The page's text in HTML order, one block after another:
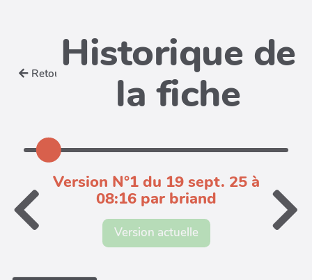
Retour Historique de
la fiche
Version N°1 du 19 sept. 25 à
08:16 par briand
Version actuelle